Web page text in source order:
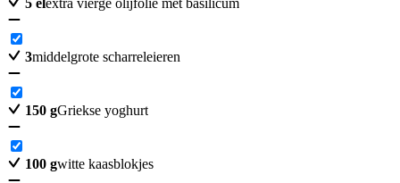
5 elextra vierge olijfolie met basilicum
3middelgrote scharreleieren
150 gGriekse yoghurt
100 gwitte kaasblokjes